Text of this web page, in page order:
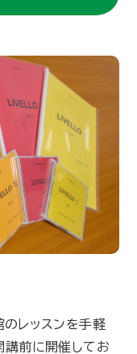
のレッスンを手軽
講前に開催してお